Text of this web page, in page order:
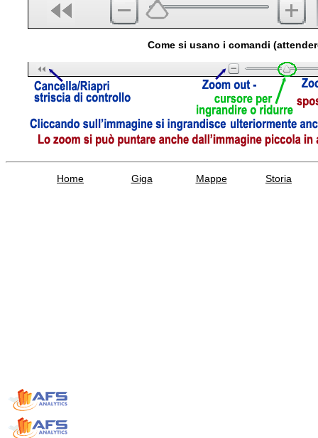
Come si usano i comandi
Home Giga Mappe Storia